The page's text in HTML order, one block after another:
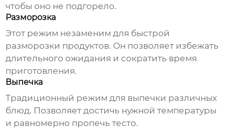
чтобы оно не подгорело.
Разморозка
Этот режим незаменим для быстрой
разморозки продуктов. Он позволяет избежать
длительного ожидания и сократить время
приготовления.
Выпечка
Традиционный режим для выпечки различных
блюд. Позволяет достичь нужной температуры
и равномерно пропечь тесто.